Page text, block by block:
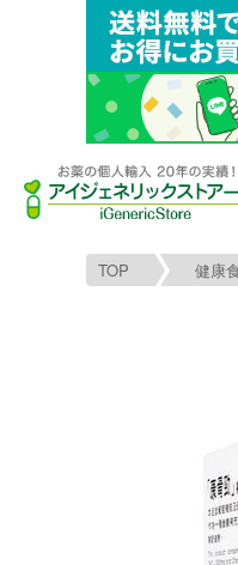
TOP 健康